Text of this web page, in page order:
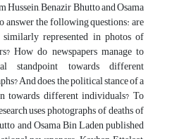
Hussein, Benazir Bhutto and Osama
answer the following questions: are
represented in photos of
How do newspapers manage to
standpoint towards different
And does the political stance of a
towards different individuals? To
uses photographs of deaths of
and Osama Bin Laden published